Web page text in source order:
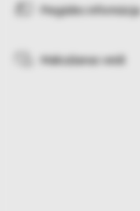
Piegādes informācija
Maksāšanas veidi